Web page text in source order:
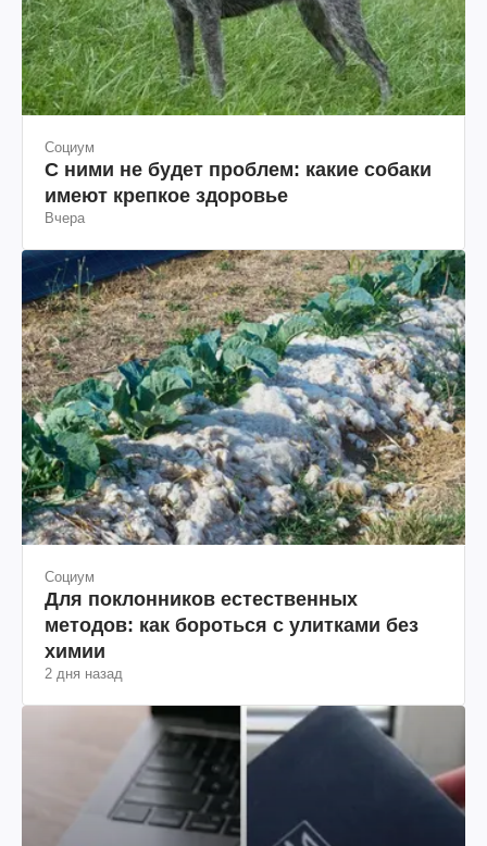
Социум
С ними не будет проблем: какие собаки
имеют крепкое здоровье
Вчера
Социум
Для поклонников естественных
методов: как бороться с улитками без
химии
2 дня назад